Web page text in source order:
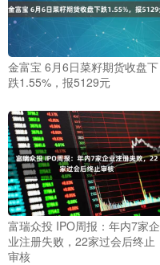
金富宝 6月6日菜籽期货收盘下
跌1.55%，报5129元
富瑞众投 IPO周报：年内7家企
业注册失败，22家过会后终止
审核